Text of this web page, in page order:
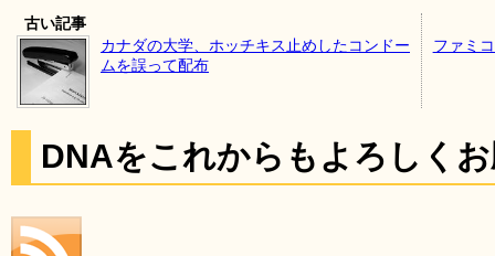
古い記事
カナダの大学、ホッチキス止めしたコンドー
ムを誤って配布
ファミ
DNAをこれからもよろしく